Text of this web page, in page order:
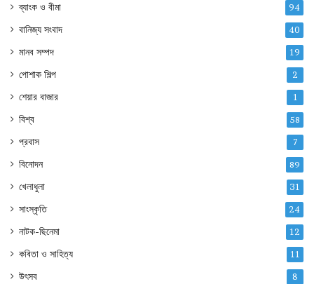
ব্যাংক ও বীমা 94
বানিজ্য সংবাদ 40
মানব সম্পদ 19
পোশাক শিল্প 2
শেয়ার বাজার 1
বিশ্ব 58
প্রবাস 7
বিনোদন 89
খেলাধুলা 31
সাংস্কৃতি 24
নাটক-ছিনেমা 12
কবিতা ও সাহিত্য 11
উৎসব 8